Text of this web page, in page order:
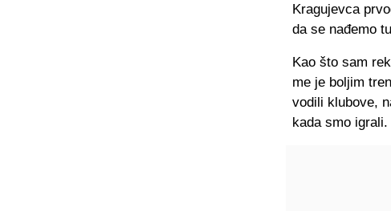
Kragujevca
da se nađemo
Kao što sam
me je boljim
vodili klubove,
kada smo igrali.